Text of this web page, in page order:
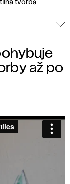
tvorba
až po